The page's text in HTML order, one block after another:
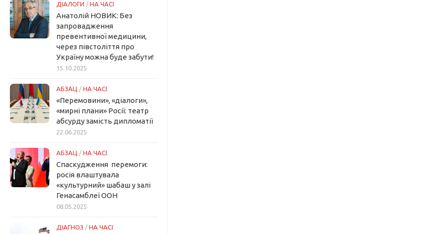
ДІАЛОГИ / НА ЧАСІ
Анатолій НОВИК: Без
запровадження
превентивної медицини,
через півстоліття про
Україну можна буде забути!
15.10.2025
АБЗАЦ / НА ЧАСІ
«Перемовини», «діалоги»,
«мирні плани» Росії: театр
абсурду замість дипломатії
22.06.2025
АБЗАЦ / НА ЧАСІ
Спаскудження перемоги:
росія влаштувала
«культурний» шабаш у залі
Генасамблеї ООН
08.05.2025
ДІАГНОЗ / НА ЧАСІ